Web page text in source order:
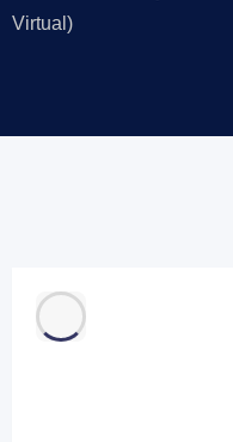
Virtual)